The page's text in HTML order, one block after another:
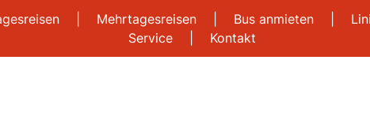
Mehrtagesreisen Bus anmieten
Service
Kontakt